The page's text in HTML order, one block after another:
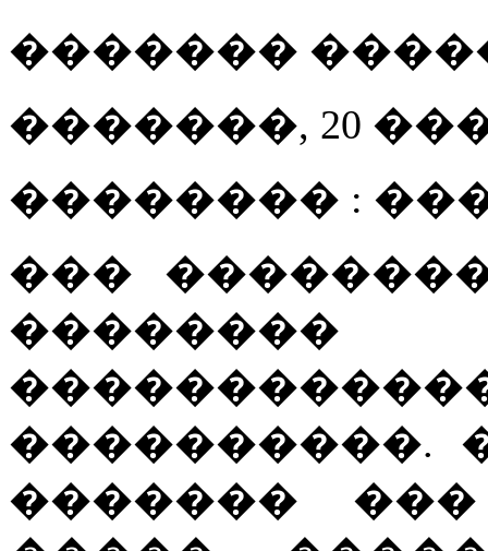
�������
�������, 20 ���
�������� :
���
����������.
�������